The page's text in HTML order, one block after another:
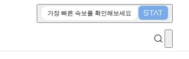
가장 빠른 속보를 확인해보세요